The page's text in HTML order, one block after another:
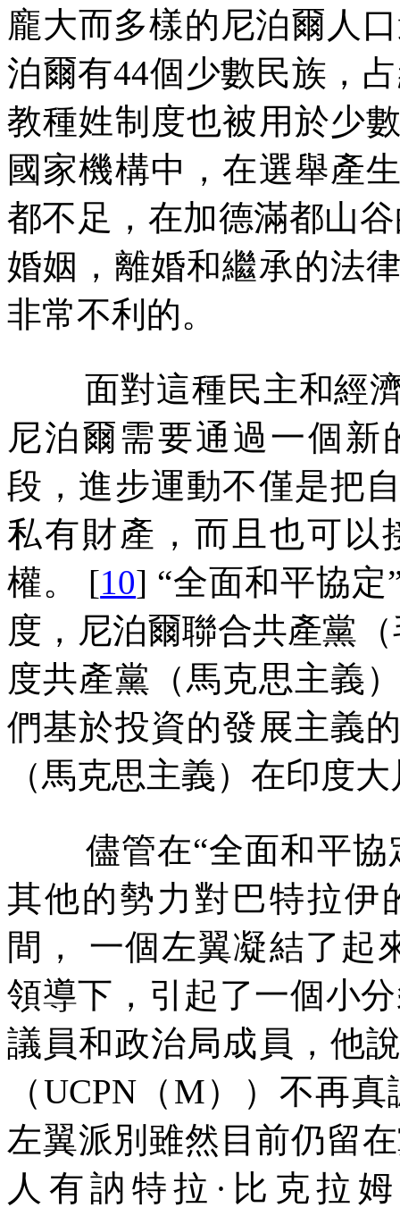
龐大而多樣的尼泊爾人
泊爾有44個少數民族，
教種姓制度也被用於少
國家機構中，在選舉產
都不足，在加德滿都山
婚姻，離婚和繼承的法
非常不利的。
面對這種民主和經
尼泊爾需要通過一個新
段，進步運動不僅是把
私有財產，而且也可以
權。
[10] “全面和平協
度，尼泊爾聯合共產黨
度共產黨（馬克思主義
們基於投資的發展主義
（馬克思主義）在印度
儘管在“全面和平
其他的勢力對巴特拉伊
間，
一個左翼凝結了起
領導下，引起了一個小
議員和政治局成員，他
（UCPN（ M））不再
左翼派別雖然目前仍留
人有訥特拉·比克拉